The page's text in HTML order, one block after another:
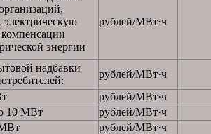
энергии
рублей/МВт·ч
надбавки
рублей/МВт·ч
рублей/МВт·ч
10 МВт
рублей/МВт·ч
рублей/МВт·ч